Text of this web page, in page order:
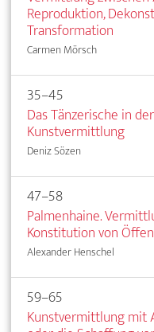
Reproduktion,
Transformation
Carmen Mörsch
35–45
Das Tänzerische in der
Kunstvermittlung
Deniz Sözen
47–58
Palmenhaine.
Konstitution von
Alexander Henschel
59–65
Kunstvermittlung mit